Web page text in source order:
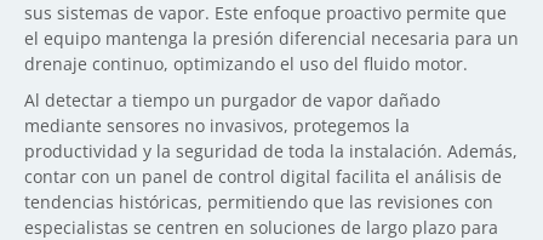
sus sistemas de vapor. Este enfoque proactivo permite que
el equipo mantenga la presión diferencial necesaria para un
drenaje continuo, optimizando el uso del fluido motor.
Al detectar a tiempo un purgador de vapor dañado
mediante sensores no invasivos, protegemos la
productividad y la seguridad de toda la instalación. Además,
contar con un panel de control digital facilita el análisis de
tendencias históricas, permitiendo que las revisiones con
especialistas se centren en soluciones de largo plazo para